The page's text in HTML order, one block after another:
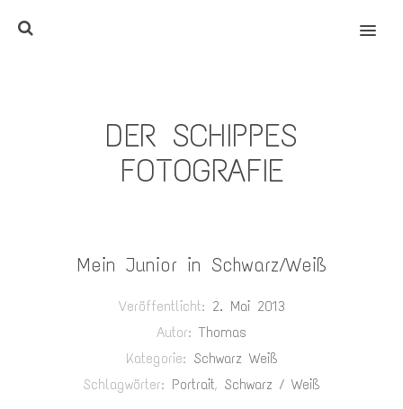
MENU
DER SCHIPPES
FOTOGRAFIE
Mein Junior in Schwarz/Weiß
Veröffentlicht: 2. Mai 2013
Autor:Thomas
Kategorie: Schwarz Weiß
Schlagwörter: Portrait, Schwarz / Weiß